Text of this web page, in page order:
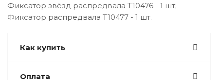
Фиксатор звёзд распредвала T10476 - 1 шт;
Фиксатор распредвала T10477 - 1 шт.
Как купить
Оплата